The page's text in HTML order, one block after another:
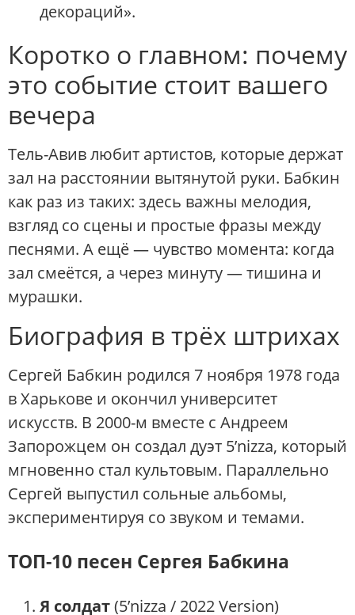
декораций».
Коротко о главном: почему
это событие стоит вашего
вечера
Тель-Авив любит артистов, которые держат
зал на расстоянии вытянутой руки. Бабкин
как раз из таких: здесь важны мелодия,
взгляд со сцены и простые фразы между
песнями. А ещё — чувство момента: когда
зал смеётся, а через минуту — тишина и
мурашки.
Биография в трёх штрихах
Сергей Бабкин родился 7 ноября 1978 года
в Харькове и окончил университет
искусств. В 2000-м вместе с Андреем
Запорожцем он создал дуэт 5’nizza, который
мгновенно стал культовым. Параллельно
Сергей выпустил сольные альбомы,
экспериментируя со звуком и темами.
ТОП-10 песен Сергея Бабкина
Я солдат(5’nizza / 2022 Version)